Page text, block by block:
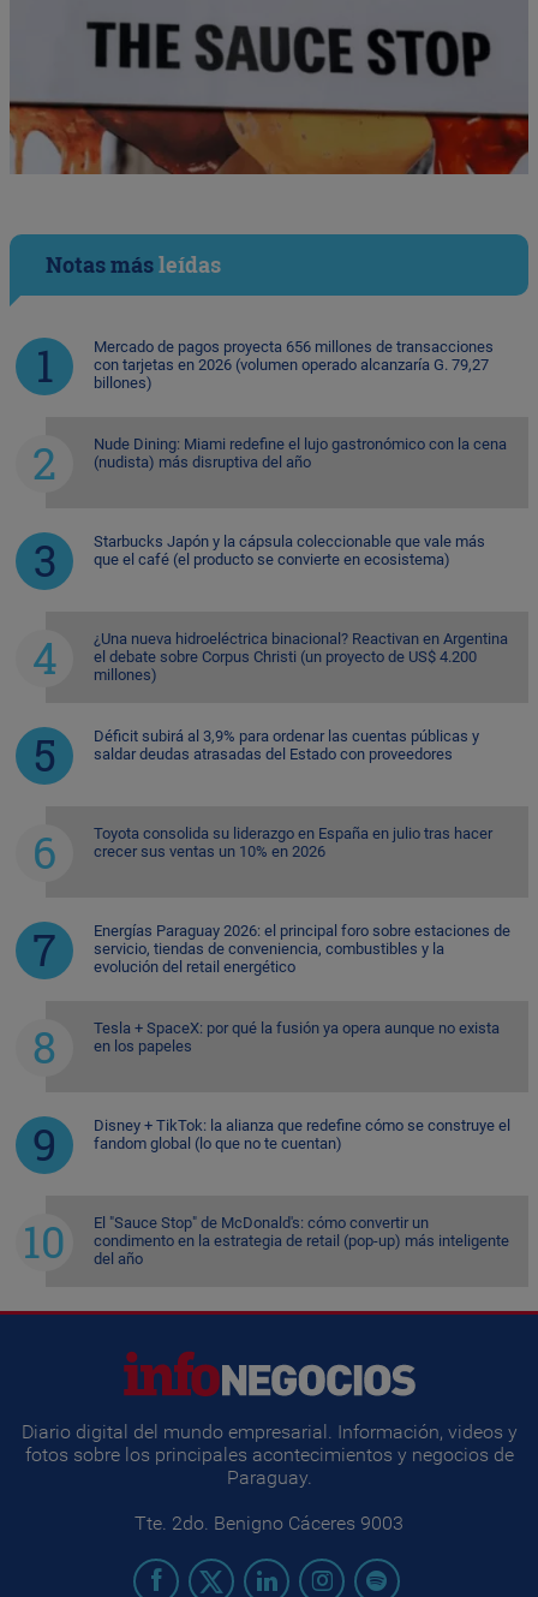
Notas másleídas
Mercado de pagos proyecta 656 millones de transacciones
con tarjetas en 2026 (volumen operado alcanzaría G. 79,27
billones)
Nude Dining: Miami redefine el lujo gastronómico con la cena
(nudista) más disruptiva del año
Starbucks Japón y la cápsula coleccionable que vale más
que el café (el producto se convierte en ecosistema)
¿Una nueva hidroeléctrica binacional? Reactivan en Argentina
el debate sobre Corpus Christi (un proyecto de US$ 4.200
millones)
Déficit subirá al 3,9% para ordenar las cuentas públicas y
saldar deudas atrasadas del Estado con proveedores
Toyota consolida su liderazgo en España en julio tras hacer
crecer sus ventas un 10% en 2026
Energías Paraguay 2026: el principal foro sobre estaciones de
servicio, tiendas de conveniencia, combustibles y la
evolución del retail energético
Tesla + SpaceX: por qué la fusión ya opera aunque no exista
en los papeles
Disney + TikTok: la alianza que redefine cómo se construye el
fandom global (lo que no te cuentan)
El "Sauce Stop" de McDonald's: cómo convertir un
condimento en la estrategia de retail (pop-up) más inteligente
del año
Diario digital del mundo empresarial. Información, videos y
fotos sobre los principales acontecimientos y negocios de
Paraguay.
Tte. 2do. Benigno Cáceres 9003